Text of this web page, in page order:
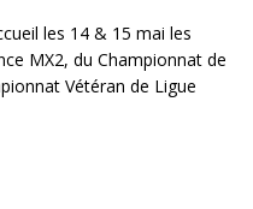
les 14 & 15 mai les
MX2, du Championnat de
Vétéran de Ligue